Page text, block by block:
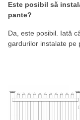
Este posibil să
pante?
Da, este posibil. Iată
gardurilor instalate pe